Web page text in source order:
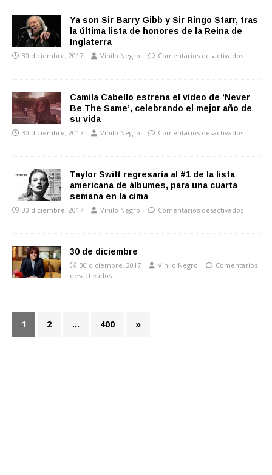
Ya son Sir Barry Gibb y Sir Ringo Starr, tras
la última lista de honores de la Reina de
Inglaterra
30 diciembre, 2017 Vinilo Negro Comentarios desactivados
Camila Cabello estrena el vídeo de ‘Never
Be The Same’, celebrando el mejor año de
su vida
30 diciembre, 2017 Vinilo Negro Comentarios desactivados
Taylor Swift regresaría al #1 de la lista
americana de álbumes, para una cuarta
semana en la cima
30 diciembre, 2017 Vinilo Negro Comentarios desactivados
30 de diciembre
30 diciembre, 2017 Vinilo Negro
Comentarios
desactivados
1 2 … 400 »